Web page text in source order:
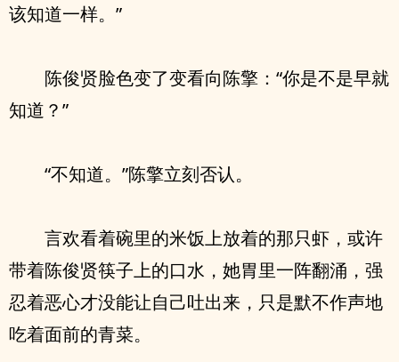
该知道一样。”
陈俊贤脸色变了变看向陈擎：“你是不是早就
知道？”
“不知道。”陈擎立刻否认。
言欢看着碗里的米饭上放着的那只虾，或许
带着陈俊贤筷子上的口水，她胃里一阵翻涌，强
忍着恶心才没能让自己吐出来，只是默不作声地
吃着面前的青菜。